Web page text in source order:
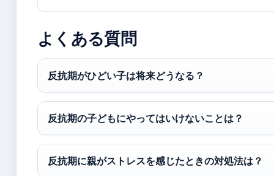
よくある質問
反抗期がひどい子は将来どうなる？
反抗期の子どもにやってはいけないことは？
反抗期に親がストレスを感じたときの対処法は？